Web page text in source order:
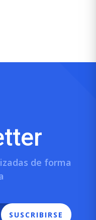
de forma
SUSCRIBIRSE